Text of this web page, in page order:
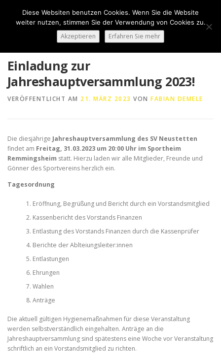
springen
Einladung zur
Jahreshauptversammlung 2023!
VERÖFFENTLICHT AM 21. MÄRZ 2023 VON FABIAN DEMELE
Die diesjährige Jahreshauptversammlung des SV Neustetten
findet am Freitag, 31.03.2023 um 20:00 Uhr im Sportheim
Remmingsheim statt. Hierzu laden wir alle Mitglieder, Freunde und
Gönner des Sportvereins herzlich ein.
Tagesordnung
Eröffnung, Begrüßung und Bericht durch ein Vorstandsmitglied
Kassenbericht des Vorstands Finanzen
Entlastung des Vorstands Finanzen durch die Kassenprüfer
Berichte der Ablteiungsleiter:innen
Entlastungen
Ehrungen
Wahlen
Anträge
Die aktuell gültigen Hygienemaßnahmen für diese Veranstaltung
werden selbstverständlich eingehalten. Anträge an die
Jahreshauptversammlung sind spätestens eine Woche vor Veranstaltung
schriftlich an ein Vorstandsmitglied zu richten.
Diese Websiten benutzen Cookies. Wenn Sie die Website
weiter nutzen, stimmen Sie der Verwendung von Cookies zu.
Akzeptieren Erfahren Sie mehr